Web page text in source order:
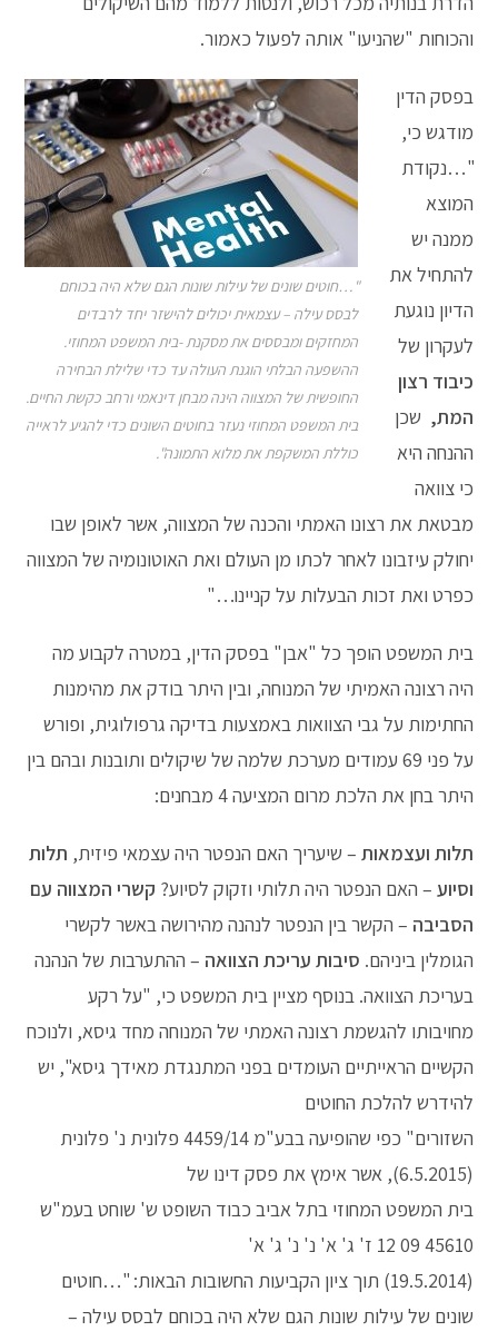
והכוחות "שהניעו" אותה לפעול כאמור.
"…חוטים שונים של עילות שונות הגם שלא היה בכוחם
לבסס עילה – עצמאית יכולים להישזר יחד לרבדים
המחזקים ומבססים את מסקנת -בית המשפט המחוזי.
ההשפעה הבלתי הוגנת העולה עד כדי שלילת הבחירה
החופשית של המצווה הינה מבחן דינאמי ורחב כקשת החיים.
בית המשפט המחוזי נעזר בחוטים השונים כדי להגיע לראייה
כוללת המשקפת את מלוא התמונה".
בפסק הדין
מודגש כי,
"…נקודת
המוצא
ממנה יש
להתחיל את
הדיון נוגעת
לעקרון של
כיבוד רצון
המת, שכן
ההנחה היא
כי צוואה
מבטאת את רצונו האמתי והכנה של המצווה, אשר לאופן שבו
יחולק עיזבונו לאחר לכתו מן העולם ואת האוטונומיה של המצווה
כפרט ואת זכות הבעלות על קניינו…"
בית המשפט הופך כל "אבן" בפסק הדין, במטרה לקבוע מה
היה רצונה האמיתי של המנוחה, ובין היתר בודק את מהימנות
החתימות על גבי הצוואות באמצעות בדיקה גרפולוגית, ופורש
על פני 69 עמודים מערכת שלמה של שיקולים ותובנות ובהם בין
היתר בחן את הלכת מרום המציעה 4 מבחנים:
תלות ועצמאות – שיעריך האם הנפטר היה עצמאי פיזית, תלות
וסיוע – האם הנפטר היה תלותי וזקוק לסיוע? קשרי המצווה עם
הסביבה – הקשר בין הנפטר לנהנה מהירושה באשר לקשרי
הגומלין ביניהם. סיבות עריכת הצוואה – ההתערבות של הנהנה
בעריכת הצוואה. בנוסף מציין בית המשפט כי, "על רקע
מחויבותו להגשמת רצונה האמתי של המנוחה מחד גיסא, ולנוכח
הקשיים הראייתיים העומדים בפני המתנגדת מאידך גיסא", יש
להידרש להלכת החוטים
השזורים" כפי שהופיעה בבע"מ 4459/14 פלונית נ' פלונית
(6.5.2015), אשר אימץ את פסק דינו של
בית המשפט המחוזי בתל אביב כבוד השופט ש' שוחט בעמ"ש
45610 09 12 ז' ג' א' נ' נ' ג' א'
(19.5.2014) תוך ציון הקביעות החשובות הבאות: "…חוטים
שונים של עילות שונות הגם שלא היה בכוחם לבסס עילה –